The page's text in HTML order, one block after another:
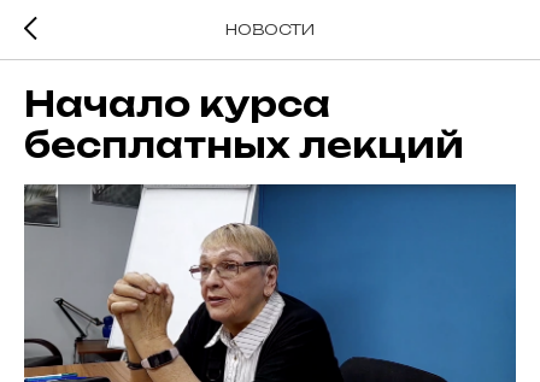
НОВОСТИ
Начало курса
бесплатных лекций